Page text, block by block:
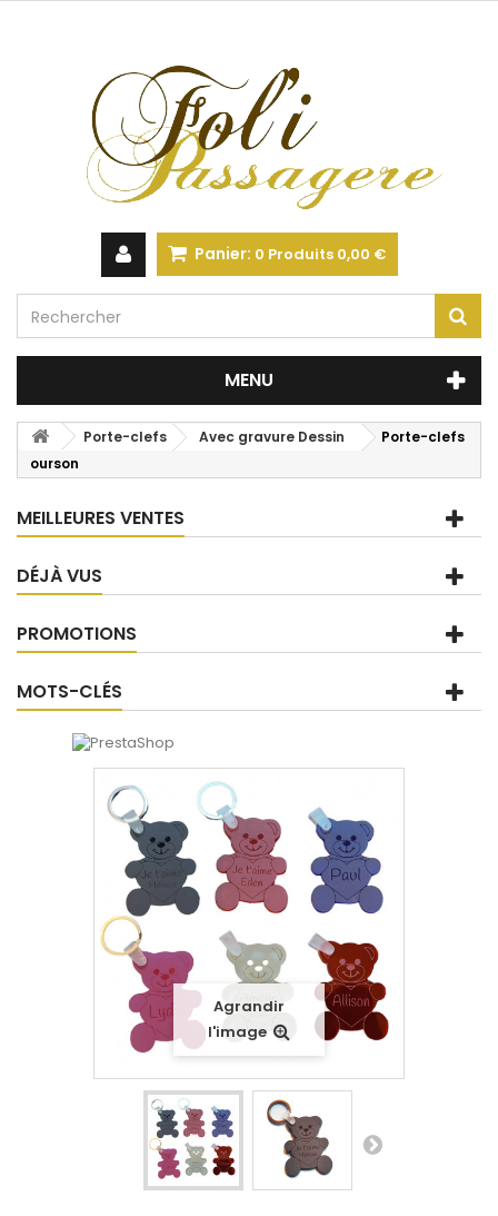
Panier: 0 Produits 0,00 €
MENU
Porte-clefs Avec gravure Dessin
Porte-clefs
ourson
MEILLEURES VENTES
DÉJÀ VUS
PROMOTIONS
MOTS-CLÉS
Agrandir
l'image